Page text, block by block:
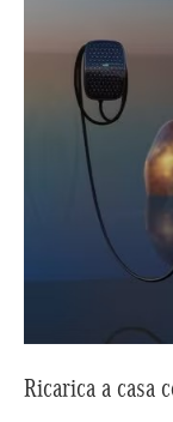
Ricarica a casa